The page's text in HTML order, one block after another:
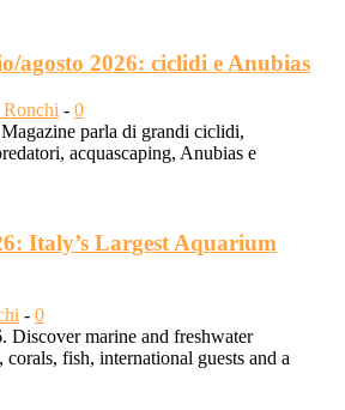
agosto 2026: ciclidi e Anubias
- 0
parla di grandi ciclidi,
acquascaping, Anubias e
Italy’s Largest Aquarium
- 0
Discover marine and freshwater
corals, fish, international guests and a